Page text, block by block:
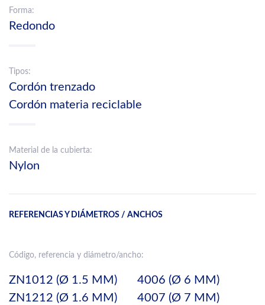
Forma:
Redondo
Tipos:
Cordón trenzado
Cordón materia reciclable
Material de la cubierta:
Nylon
REFERENCIAS Y DIÁMETROS / ANCHOS
Código, referencia y diámetro/ancho:
ZN1012 (Ø 1.5 MM)
ZN1212 (Ø 1.6 MM)
4006 (Ø 6 MM)
4007 (Ø 7 MM)